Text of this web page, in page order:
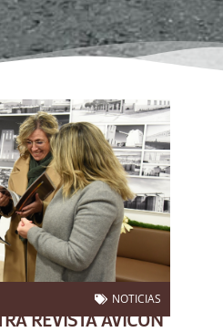
NOTICIAS
REVISTA AVICON